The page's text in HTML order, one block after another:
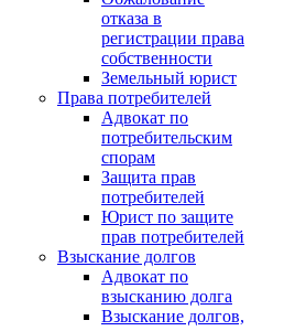
отказа в
регистрации права
собственности
Земельный юрист
Права потребителей
Адвокат по
потребительским
спорам
Защита прав
потребителей
Юрист по защите
прав потребителей
Взыскание долгов
Адвокат по
взысканию долга
Взыскание долгов,